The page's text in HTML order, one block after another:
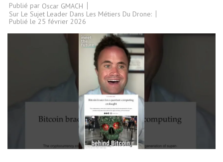
Publié par Oscar GMACH
Sur Le Sujet Leader Dans Les Métiers Du Drone:
Publié le 25 février 2026